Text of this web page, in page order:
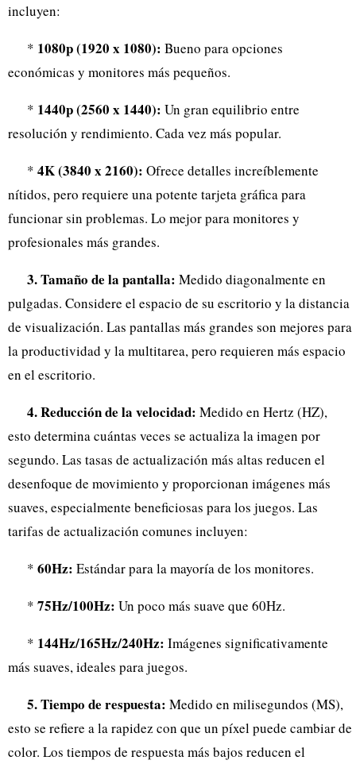
incluyen:
* 1080p (1920 x 1080): Bueno para opciones
económicas y monitores más pequeños.
* 1440p (2560 x 1440): Un gran equilibrio entre
resolución y rendimiento. Cada vez más popular.
* 4K (3840 x 2160): Ofrece detalles increíblemente
nítidos, pero requiere una potente tarjeta gráfica para
funcionar sin problemas. Lo mejor para monitores y
profesionales más grandes.
3. Tamaño de la pantalla: Medido diagonalmente en
pulgadas. Considere el espacio de su escritorio y la distancia
de visualización. Las pantallas más grandes son mejores para
la productividad y la multitarea, pero requieren más espacio
en el escritorio.
4. Reducción de la velocidad: Medido en Hertz (HZ),
esto determina cuántas veces se actualiza la imagen por
segundo. Las tasas de actualización más altas reducen el
desenfoque de movimiento y proporcionan imágenes más
suaves, especialmente beneficiosas para los juegos. Las
tarifas de actualización comunes incluyen:
* 60Hz: Estándar para la mayoría de los monitores.
* 75Hz/100Hz: Un poco más suave que 60Hz.
* 144Hz/165Hz/240Hz: Imágenes significativamente
más suaves, ideales para juegos.
5. Tiempo de respuesta: Medido en milisegundos (MS),
esto se refiere a la rapidez con que un píxel puede cambiar de
color. Los tiempos de respuesta más bajos reducen el